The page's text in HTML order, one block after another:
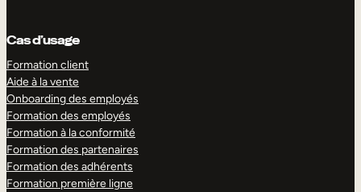
Cas d’usage
Formation client
Aide à la vente
Onboarding des employés
Formation des employés
Formation à la conformité
Formation des partenaires
Formation des adhérents
Formation première ligne